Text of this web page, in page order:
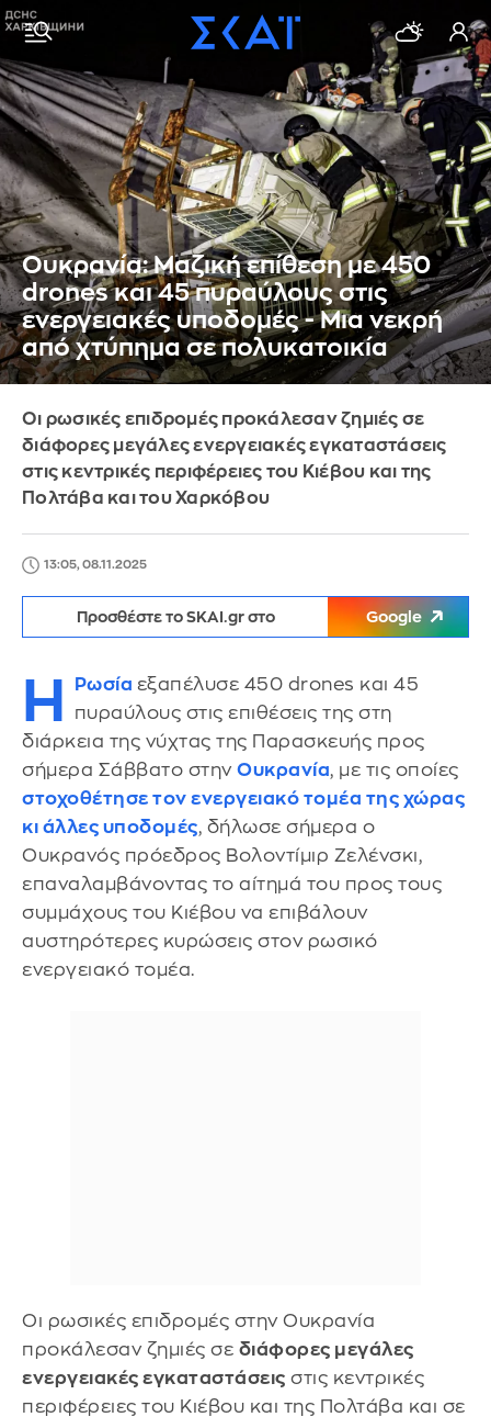
Ουκρανία: Μαζική επίθεση με 450
drones και 45 πυραύλους στις
ενεργειακές υποδομές - Μια νεκρή
από χτύπημα σε πολυκατοικία
Οι ρωσικές επιδρομές προκάλεσαν ζημιές σε
διάφορες μεγάλες ενεργειακές εγκαταστάσεις
στις κεντρικές περιφέρειες του Κιέβου και της
Πολτάβα και του Χαρκόβου
13:05, 08.11.2025
Προσθέστε το SKAI.gr στο Google
Η Ρωσία εξαπέλυσε 450 drones και 45
πυραύλους στις επιθέσεις της στη
διάρκεια της νύχτας της Παρασκευής προς
σήμερα Σάββατο στην Ουκρανία, με τις οποίες
στοχοθέτησε τον ενεργειακό τομέα της χώρας
κι άλλες υποδομές, δήλωσε σήμερα ο
Ουκρανός πρόεδρος Βολοντίμιρ Ζελένσκι,
επαναλαμβάνοντας το αίτημά του προς τους
συμμάχους του Κιέβου να επιβάλουν
αυστηρότερες κυρώσεις στον ρωσικό
ενεργειακό τομέα.
Οι ρωσικές επιδρομές στην Ουκρανία
προκάλεσαν ζημιές σε διάφορες μεγάλες
ενεργειακές εγκαταστάσεις στις κεντρικές
περιφέρειες του Κιέβου και της Πολτάβα και σε